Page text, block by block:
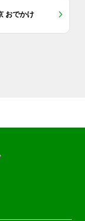
おでかけ